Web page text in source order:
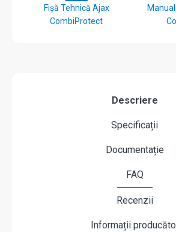
Fișă Tehnică Ajax
CombiProtect
Descriere
Specificații
Documentație
FAQ
Recenzii
Informații